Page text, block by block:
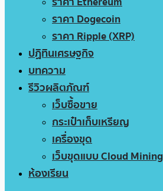
ราคา Dogecoin
ราคา Ripple (XRP)
ปฏิทินเศรษฐกิจ
บทความ
รีวิวผลิตภัณฑ์
เว็บซื้อขาย
กระเป๋าเก็บเหรียญ
เครื่องขุด
เว็บขุดแบบ Cloud Mining
ห้องเรียน